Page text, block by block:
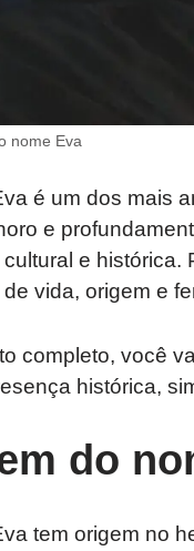
nome Eva
é um dos mais
e
e
vida, origem e
completo, você
histórica,
do